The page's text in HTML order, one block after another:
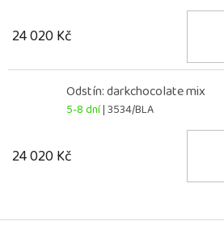
24 020 Kč
Odstín: darkchocolate mix
5-8 dní| 3534/BLA
24 020 Kč
Z